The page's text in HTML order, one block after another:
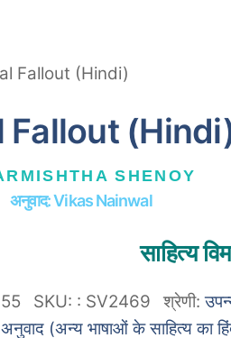
Fallout (Hindi)
Fallout
SHENOY
अनुवाद: Vikas Nainwal
साहित्य
SKU: : SV2469 श्रेणी:
अनुवाद (अन्य भाषाओं के साहित्य का